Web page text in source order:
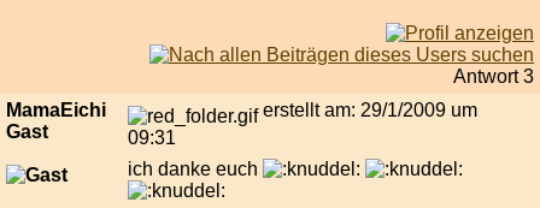
Antwort 3
MamaEichi
Gast
erstellt am: 29/1/2009 um
09:31
ich danke euch